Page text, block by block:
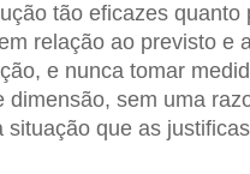
tão eficazes quanto
relação ao previsto e
e nunca tomar
sem uma
que as